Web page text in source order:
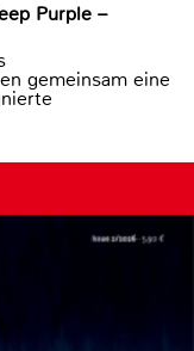
Purple –
gemeinsam eine